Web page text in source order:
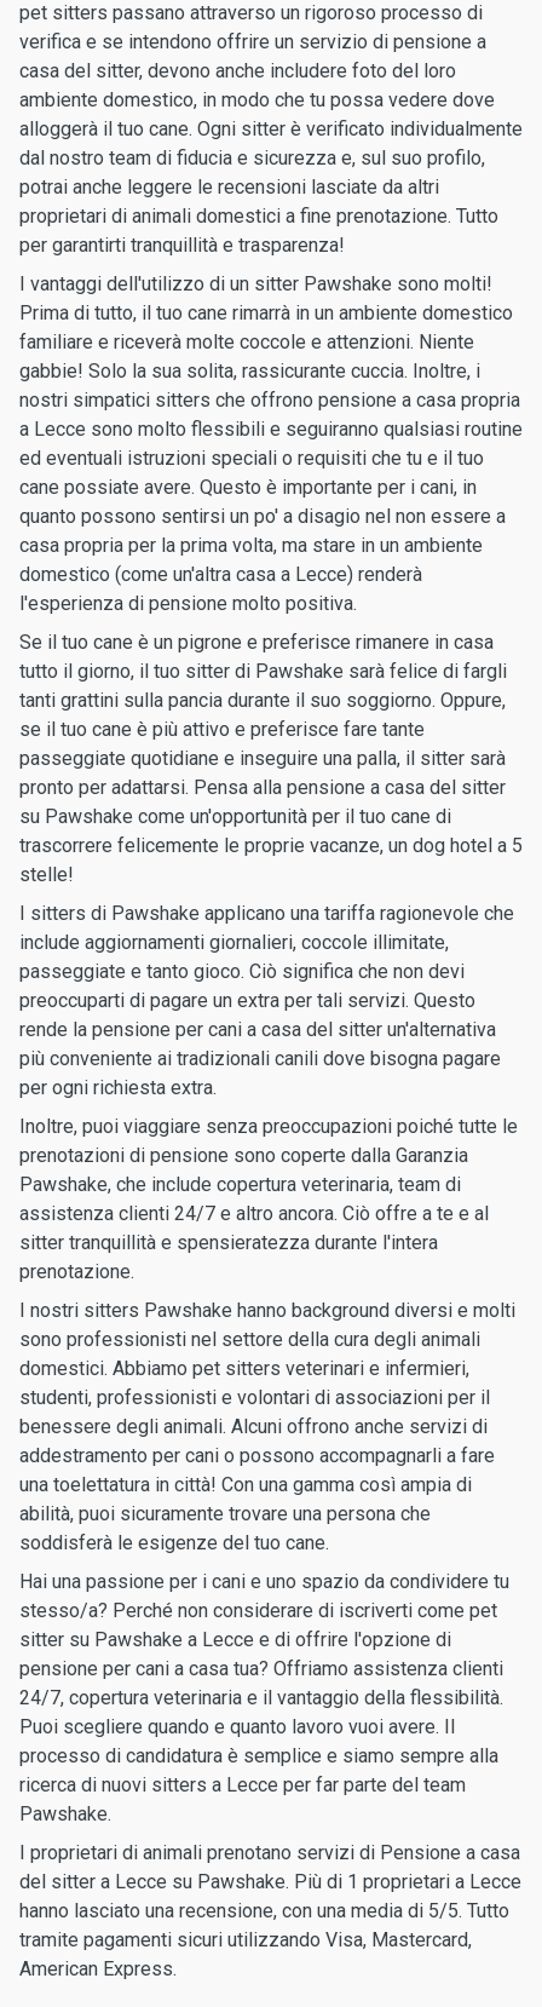
pet sitters passano attraverso un rigoroso processo di
verifica e se intendono offrire un servizio di pensione a
casa del sitter, devono anche includere foto del loro
ambiente domestico, in modo che tu possa vedere dove
alloggerà il tuo cane. Ogni sitter è verificato individualmente
dal nostro team di fiducia e sicurezza e, sul suo profilo,
potrai anche leggere le recensioni lasciate da altri
proprietari di animali domestici a fine prenotazione. Tutto
per garantirti tranquillità e trasparenza!
I vantaggi dell'utilizzo di un sitter Pawshake sono molti!
Prima di tutto, il tuo cane rimarrà in un ambiente domestico
familiare e riceverà molte coccole e attenzioni. Niente
gabbie! Solo la sua solita, rassicurante cuccia. Inoltre, i
nostri simpatici sitters che offrono pensione a casa propria
a Lecce sono molto flessibili e seguiranno qualsiasi routine
ed eventuali istruzioni speciali o requisiti che tu e il tuo
cane possiate avere. Questo è importante per i cani, in
quanto possono sentirsi un po' a disagio nel non essere a
casa propria per la prima volta, ma stare in un ambiente
domestico (come un'altra casa a Lecce) renderà
l'esperienza di pensione molto positiva.
Se il tuo cane è un pigrone e preferisce rimanere in casa
tutto il giorno, il tuo sitter di Pawshake sarà felice di fargli
tanti grattini sulla pancia durante il suo soggiorno. Oppure,
se il tuo cane è più attivo e preferisce fare tante
passeggiate quotidiane e inseguire una palla, il sitter sarà
pronto per adattarsi. Pensa alla pensione a casa del sitter
su Pawshake come un'opportunità per il tuo cane di
trascorrere felicemente le proprie vacanze, un dog hotel a 5
stelle!
I sitters di Pawshake applicano una tariffa ragionevole che
include aggiornamenti giornalieri, coccole illimitate,
passeggiate e tanto gioco. Ciò significa che non devi
preoccuparti di pagare un extra per tali servizi. Questo
rende la pensione per cani a casa del sitter un'alternativa
più conveniente ai tradizionali canili dove bisogna pagare
per ogni richiesta extra.
Inoltre, puoi viaggiare senza preoccupazioni poiché tutte le
prenotazioni di pensione sono coperte dalla Garanzia
Pawshake, che include copertura veterinaria, team di
assistenza clienti 24/7 e altro ancora. Ciò offre a te e al
sitter tranquillità e spensieratezza durante l'intera
prenotazione.
I nostri sitters Pawshake hanno background diversi e molti
sono professionisti nel settore della cura degli animali
domestici. Abbiamo pet sitters veterinari e infermieri,
studenti, professionisti e volontari di associazioni per il
benessere degli animali. Alcuni offrono anche servizi di
addestramento per cani o possono accompagnarli a fare
una toelettatura in città! Con una gamma così ampia di
abilità, puoi sicuramente trovare una persona che
soddisferà le esigenze del tuo cane.
Hai una passione per i cani e uno spazio da condividere tu
stesso/a? Perché non considerare di iscriverti come pet
sitter su Pawshake a Lecce e di offrire l'opzione di
pensione per cani a casa tua? Offriamo assistenza clienti
24/7, copertura veterinaria e il vantaggio della flessibilità.
Puoi scegliere quando e quanto lavoro vuoi avere. Il
processo di candidatura è semplice e siamo sempre alla
ricerca di nuovi sitters a Lecce per far parte del team
Pawshake.
I proprietari di animali prenotano servizi di Pensione a casa
del sitter a Lecce su Pawshake. Più di 1 proprietari a Lecce
hanno lasciato una recensione, con una media di 5/5. Tutto
tramite pagamenti sicuri utilizzando Visa, Mastercard,
American Express.